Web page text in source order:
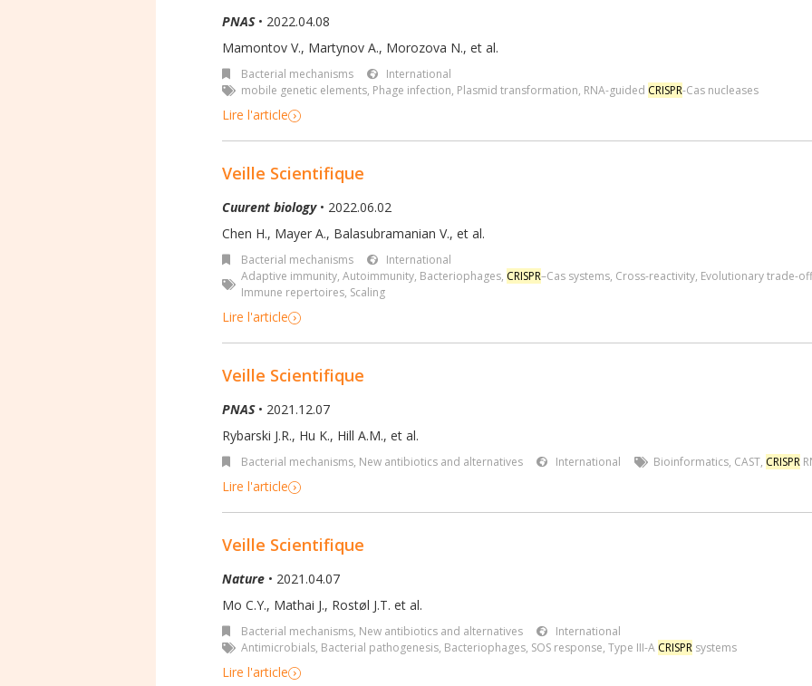
PNAS• 2022.04.08
Mamontov V., Martynov A., Morozova N., et al.
Bacterial mechanisms
International
mobile genetic elements, Phage infection, Plasmid transformation, RNA-guided CRISPR-Cas nucleases
Lire l'article
Veille Scientifique
Cuurent biology• 2022.06.02
Chen H., Mayer A., Balasubramanian V., et al.
Bacterial mechanisms
International
Adaptive immunity, Autoimmunity, Bacteriophages, CRISPR–Cas systems, Cross-reactivity, Evolutionary trade-
Immune repertoires, Scaling
Lire l'article
Veille Scientifique
PNAS• 2021.12.07
Rybarski J.R., Hu K., Hill A.M., et al.
Bacterial mechanisms, New antibiotics and alternatives International Bioinformatics, CAST, CRISPR
Lire l'article
Veille Scientifique
Nature • 2021.04.07
Mo C.Y., Mathai J., Rostøl J.T. et al.
Bacterial mechanisms, New antibiotics and alternatives
International
Antimicrobials, Bacterial pathogenesis, Bacteriophages, SOS response, Type III-A CRISPR systems
Lire l'article